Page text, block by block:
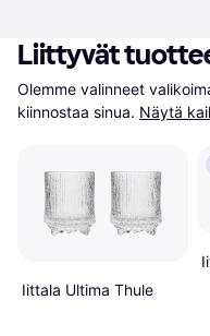
Liittyvät
Olemme valinneet
kiinnostaa sinua. Näytä
Iittala Ultima Thule